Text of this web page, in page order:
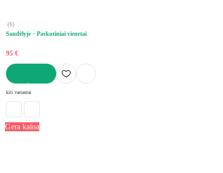
(6)
Sandėlyje
Paskutiniai vienetai
95 €
kiti variantai
Gera kaina